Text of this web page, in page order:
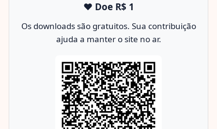
❤️ Doe R$ 1
Os downloads são gratuitos. Sua contribuição
ajuda a manter o site no ar.